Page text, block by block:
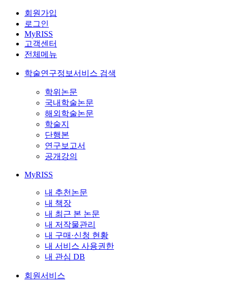
회원가입
로그인
MyRISS
고객센터
전체메뉴
학술연구정보서비스 검색
학위논문
국내학술논문
해외학술논문
학술지
단행본
연구보고서
공개강의
MyRISS
내 추천논문
내 책장
내 최근 본 논문
내 저작물관리
내 구매·신청 현황
내 서비스 사용권한
내 관심 DB
회원서비스